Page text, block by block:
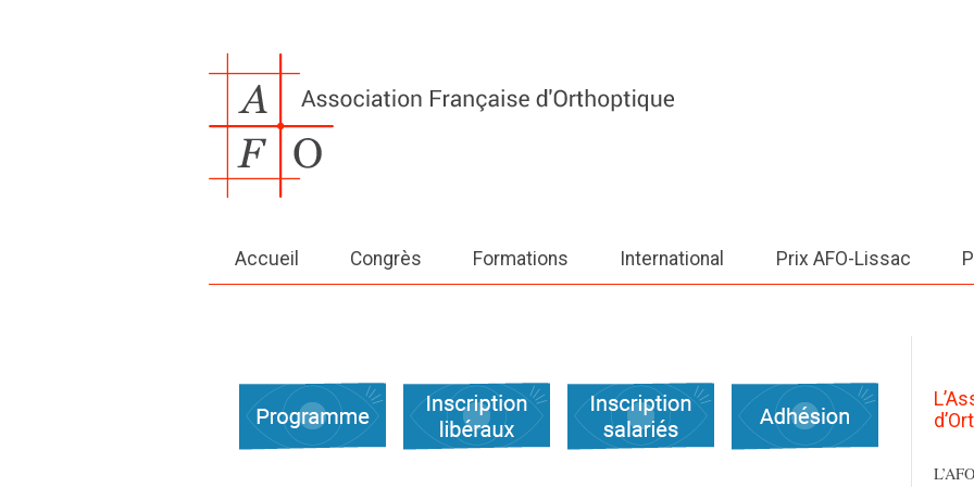
Accueil Congrès Formations International Prix AFO-Lissac